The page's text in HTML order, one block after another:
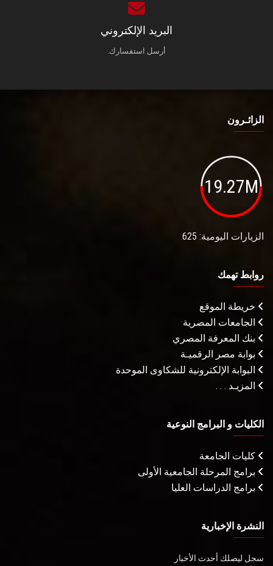
البريد الإلكتروني
أرسل استفسارك.
الزائـرون
19.27M
الزيارات اليومية: 625
روابط تهمك
خريطة الموقع
الجامعات المصرية
بنك المعرفة المصري
بوابة مصر الرقميـة
البوابة الإلكترونية للشكاوى الموحدة
المزيـد . . .
الكليات و البرامج النوعية
كليات الجامعة
برامج المرحلة الجامعية الأولى
برامج الدراسات العليا
النشرة الإخبارية
سجل ليصلك أحدث الأخبار